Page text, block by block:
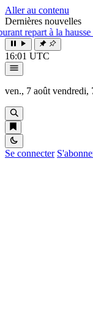
Aller au contenu
Dernières nouvelles
à la hausse à
16:01 UTC
ven., 7 août vendredi,
Se connecter